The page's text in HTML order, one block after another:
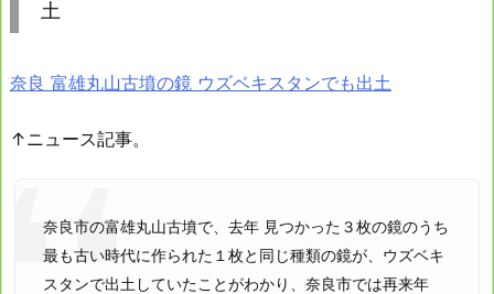
土
奈良 富雄丸山古墳の鏡 ウズベキスタンでも出土
↑ニュース記事。
奈良市の富雄丸山古墳で、去年 見つかった３枚の鏡のうち
最も古い時代に作られた１枚と同じ種類の鏡が、ウズベキ
スタンで出土していたことがわかり、奈良市では再来年